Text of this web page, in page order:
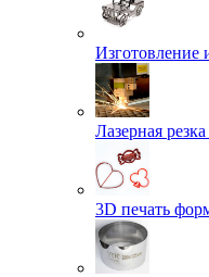
Изготовление
Лазерная
3D печать